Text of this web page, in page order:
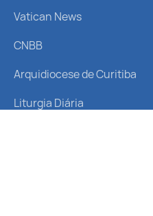
Vatican News
CNBB
Arquidiocese de Curitiba
Liturgia Diária